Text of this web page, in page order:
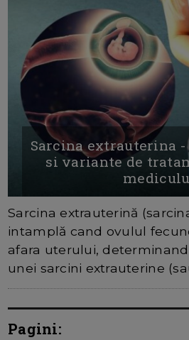
Sarcina extrauterina
si variante de
Sarcina extrauterină
intamplă cand ovulul
afara uterului,
unei sarcini extrauterine
Pagini: